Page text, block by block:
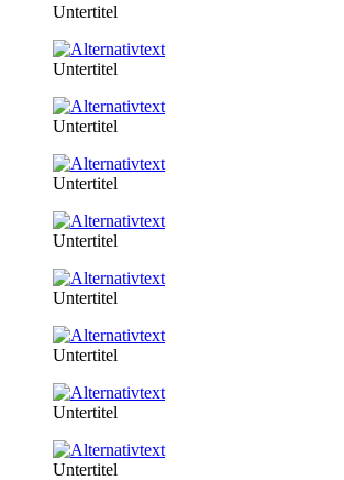
Untertitel
Untertitel
Untertitel
Untertitel
Untertitel
Untertitel
Untertitel
Untertitel
Untertitel